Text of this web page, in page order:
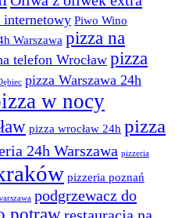
Piwo Wino
Warszawa pizza na
telefon Wrocław pizza
pizza Warszawa 24h
w nocy
pizza wrocław 24h pizza
24h Warszawa pizzeria
pizzeria poznań
podgrzewacz do